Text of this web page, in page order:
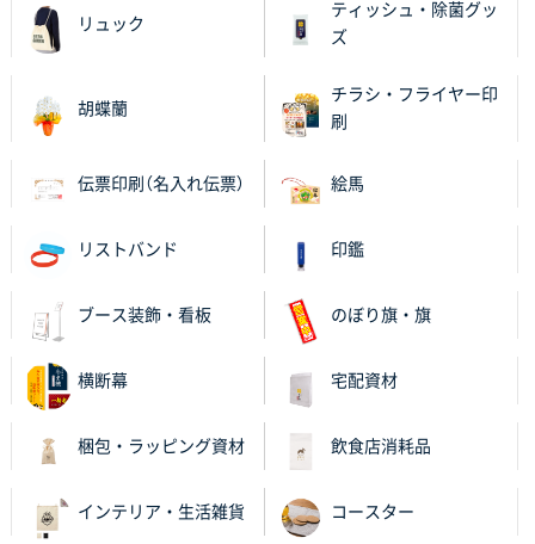
【ポリ袋】特別ご注文ページ
3000枚
昨年利用した時に、納期と金額面でかなり業者さんを
比較して決めさせていただきました。 昨年注文分も、
納期がギリギリだったにも関わらず、丁寧に対応して
対応を頂いており助かっております。
和歌山県S社様
2025年11月05日 11:13
不織布スクエアトート(A4サイズ)
2025年10月28日 17:10
リュック
ティッシュ・除菌グッ
ズ
胡蝶蘭
チラシ・フライヤー印
刷
伝票印刷（名入れ伝票） 絵馬
リストバンド 印鑑
ブース装飾・看板 のぼり旗・旗
横断幕 宅配資材
梱包・ラッピング資材 飲食店消耗品
インテリア・生活雑貨 コースター